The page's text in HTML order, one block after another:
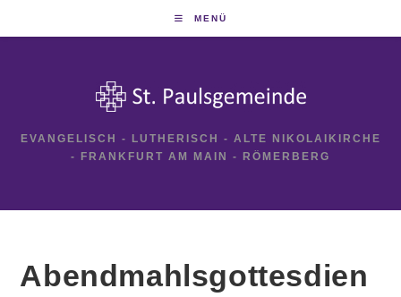
MENÜ
EVANGELISCH - LUTHERISCH - ALTE NIKOLAIKIRCHE
- FRANKFURT AM MAIN - RÖMERBERG
Abendmahlsgottesdien